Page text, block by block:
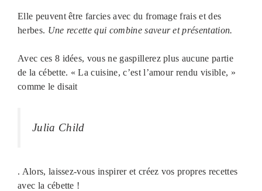
Elle peuvent être farcies avec du fromage frais et des
herbes. Une recette qui combine saveur et présentation.
Avec ces 8 idées, vous ne gaspillerez plus aucune partie
de la cébette. « La cuisine, c’est l’amour rendu visible, »
comme le disait
Julia Child
. Alors, laissez-vous inspirer et créez vos propres recettes
avec la cébette !